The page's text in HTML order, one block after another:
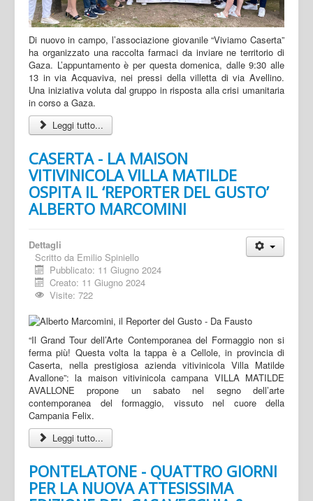
Di nuovo in campo, l’associazione giovanile “Viviamo Caserta”
ha organizzato una raccolta farmaci da inviare ne territorio di
Gaza. L’appuntamento è per questa domenica, dalle 9:30 alle
13 in via Acquaviva, nei pressi della villetta di via Avellino.
Una iniziativa voluta dal gruppo in risposta alla crisi umanitaria
in corso a Gaza.
Leggi tutto...
CASERTA - LA MAISON
VITIVINICOLA VILLA MATILDE
OSPITA IL ‘REPORTER DEL GUSTO’
ALBERTO MARCOMINI
Dettagli
Scritto da Emilio Spiniello
Pubblicato: 11 Giugno 2024
Creato: 11 Giugno 2024
Visite: 722
“Il Grand Tour dell’Arte Contemporanea del Formaggio non si
ferma più! Questa volta la tappa è a Cellole, in provincia di
Caserta, nella prestigiosa azienda vitivinicola Villa Matilde
Avallone”: la maison vitivinicola campana VILLA MATILDE
AVALLONE propone un sabato nel segno dell’arte
contemporanea del formaggio, vissuto nel cuore della
Campania Felix.
Leggi tutto...
PONTELATONE - QUATTRO GIORNI
PER LA NUOVA ATTESISSIMA